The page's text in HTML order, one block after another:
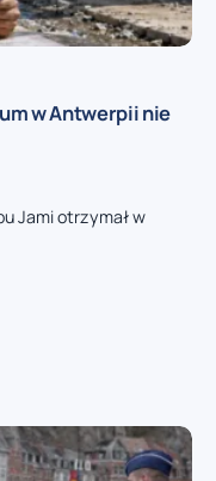
w Antwerpii nie
Jami otrzymał w